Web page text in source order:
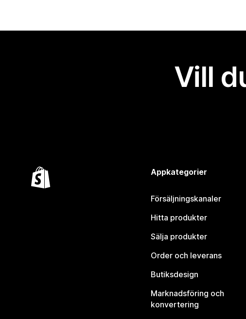
Vill
Appkategorier
Försäljningskanaler
Hitta produkter
Sälja produkter
Order och leverans
Butiksdesign
Marknadsföring och
konvertering